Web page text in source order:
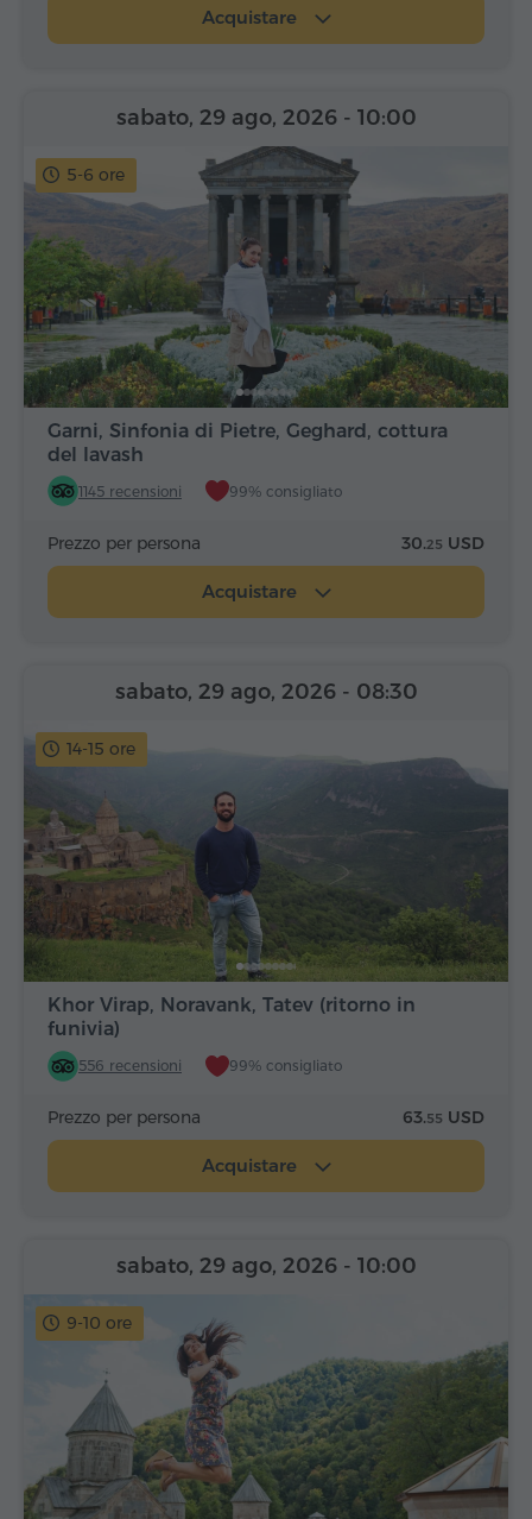
Acquistare
5-6 ore
Garni, Sinfonia di Pietre, Geghard, cottura
del lavash
1145 recensioni 99% consigliato
sabato, 29 ago, 2026 - 10:00
Prezzo per persona 30.25 USD
Acquistare
14-15 ore
Khor Virap, Noravank, Tatev (ritorno in
funivia)
556 recensioni 99% consigliato
sabato, 29 ago, 2026 - 08:30
Prezzo per persona 63.55 USD
Acquistare
9-10 ore
sabato, 29 ago, 2026 - 10:00